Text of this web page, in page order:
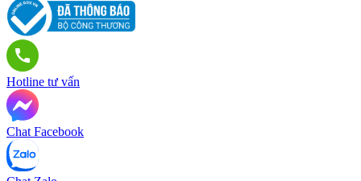
Hotline tư vấn
Chat Facebook